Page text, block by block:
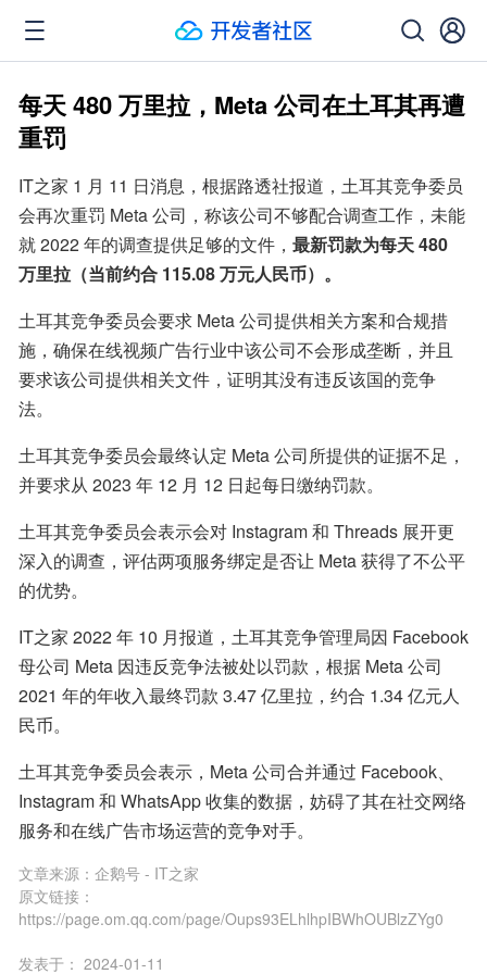
每天 480 万里拉，Meta 公司在土耳其再遭
重罚
IT之家 1 月 11 日消息，根据路透社报道，土耳其竞争委员
会再次重罚 Meta 公司，称该公司不够配合调查工作，未能
就 2022 年的调查提供足够的文件， 最新罚款为每天 480
万里拉（当前约合 115.08 万元人民币）。
土耳其竞争委员会要求 Meta 公司提供相关方案和合规措
施，确保在线视频广告行业中该公司不会形成垄断，并且
要求该公司提供相关文件，证明其没有违反该国的竞争
法。
土耳其竞争委员会最终认定 Meta 公司所提供的证据不足，
并要求从 2023 年 12 月 12 日起每日缴纳罚款。
土耳其竞争委员会表示会对 Instagram 和 Threads 展开更
深入的调查，评估两项服务绑定是否让 Meta 获得了不公平
的优势。
IT之家 2022 年 10 月报道，土耳其竞争管理局因 Facebook
母公司 Meta 因违反竞争法被处以罚款，根据 Meta 公司
2021 年的年收入最终罚款 3.47 亿里拉，约合 1.34 亿元人
民币。
土耳其竞争委员会表示，Meta 公司合并通过 Facebook、
Instagram 和 WhatsApp 收集的数据，妨碍了其在社交网络
服务和在线广告市场运营的竞争对手。
文章来源： 企鹅号 - IT之家
原文链接：
https://page.om.qq.com/page/Oups93ELhlhpIBWhOUBlzZYg0
发表于： 2024-01-11